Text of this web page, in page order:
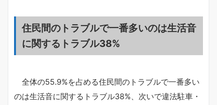
住民間のトラブルで一番多いのは生活音
に関するトラブル38%
全体の55.9%を占める住民間のトラブルで一番多い
のは生活音に関するトラブル38%、次いで違法駐車・